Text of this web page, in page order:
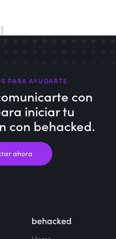
PARA AYUDARTE
con
iniciar tu
con behacked.
ahora
behacked